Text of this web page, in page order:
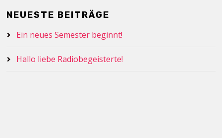
NEUESTE BEITRÄGE
Ein neues Semester beginnt!
Hallo liebe Radiobegeisterte!